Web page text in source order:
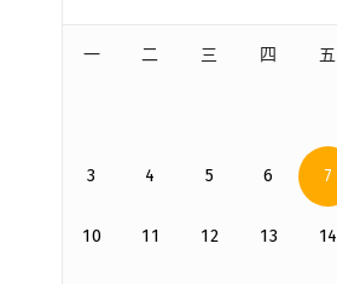
一 二 三 四 五
3 4 5 6 7
10 11 12 13 14